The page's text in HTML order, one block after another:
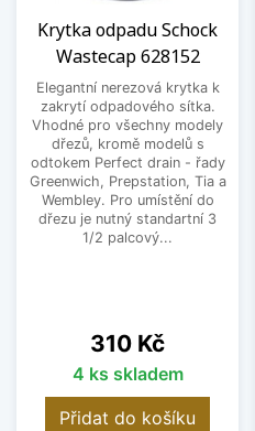
Krytka odpadu Schock
Wastecap 628152
Elegantní nerezová krytka k
zakrytí odpadového sítka.
Vhodné pro všechny modely
dřezů, kromě modelů s
odtokem Perfect drain - řady
Greenwich, Prepstation, Tia a
Wembley. Pro umístění do
dřezu je nutný standartní 3
1/2 palcový...
Cena
310 Kč
4 ks skladem
Přidat do košíku